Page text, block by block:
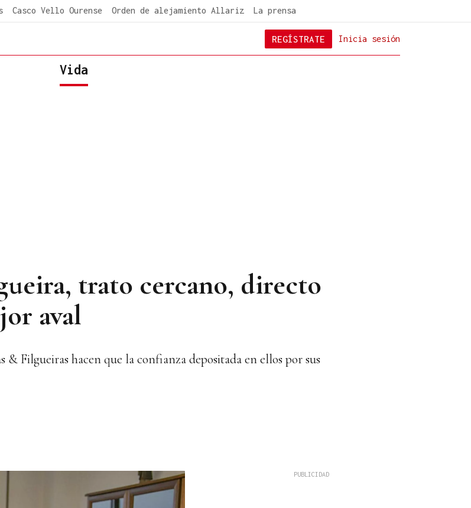
Casco Vello Ourense Orden de alejamiento Allariz La prensa
Inicia sesión
REGÍSTRATE
Vida
trato cercano, directo
aval
& Filgueiras hacen que la confianza depositada en ellos por sus